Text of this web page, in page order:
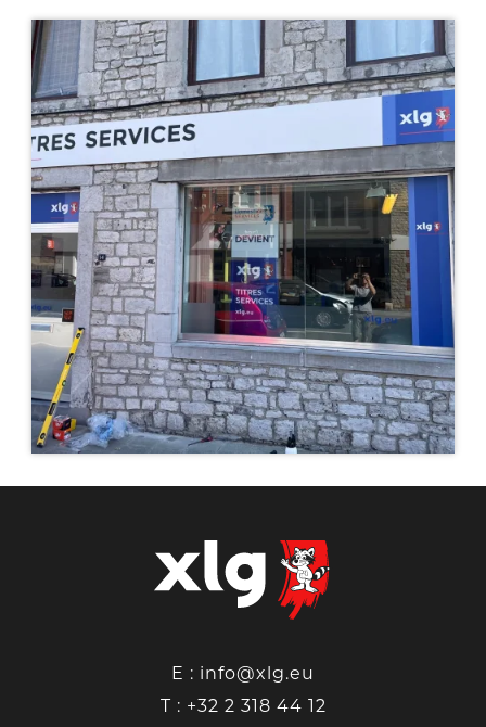
E : info@xlg.eu
T : +32 2 318 44 12